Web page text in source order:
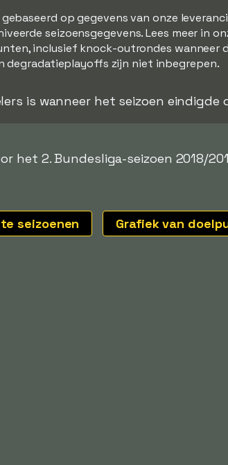
op gegevens van onze
seizoensgegevens. Lees meer in
inclusief knock-outrondes wanneer
zijn niet inbegrepen.
is wanneer het seizoen eindigde
het 2. Bundesliga-seizoen 2018/
seizoenen Grafiek van